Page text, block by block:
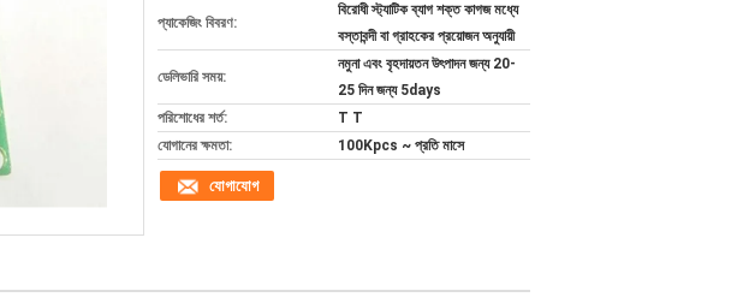
প্যাকেজিং বিবরণ:
বিরোধী স্ট্যাটিক ব্যাগ শক্ত কাগজ মধ্যে
বস্তাবন্দী বা গ্রাহকের প্রয়োজন অনুযায়ী
ডেলিভারি সময়:
নমুনা এবং বৃহদায়তন উৎপাদন জন্য 20-
25 দিন জন্য 5days
পরিশোধের শর্ত:
T T
যোগানের ক্ষমতা:
100Kpcs ~ প্রতি মাসে
যোগাযোগ